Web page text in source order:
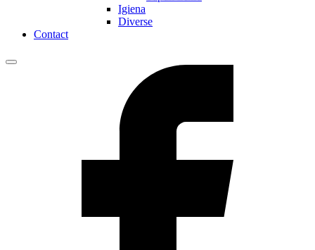
Igiena
Diverse
Contact